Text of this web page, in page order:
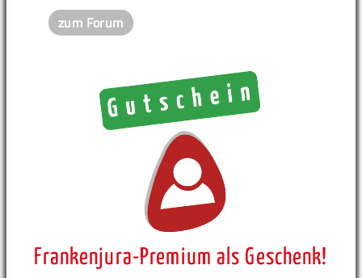
zum Forum
Frankenjura-Premium als Geschenk!